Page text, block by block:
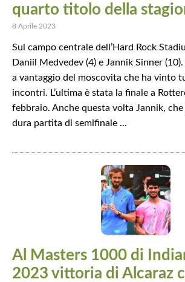
quarto titolo della
8 Aprile 2023
Sul campo centrale dell’Hard Rock
Daniil Medvedev (4) e Jannik Sinner
a vantaggio del moscovita che ha vinto
incontri. L’ultima è stata la finale a
febbraio. Anche questa volta Jannik,
dura partita di semifinale ...
Al Masters 1000 di
2023 vittoria di Alcaraz